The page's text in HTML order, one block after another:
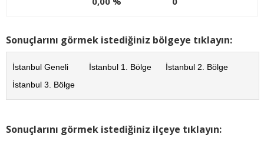
Sonuçlarını görmek istediğiniz bölgeye tıklayın:
İstanbul Geneli İstanbul 1. Bölge
İstanbul 2. Bölge
İstanbul 3. Bölge
Sonuçlarını görmek istediğiniz ilçeye tıklayın: